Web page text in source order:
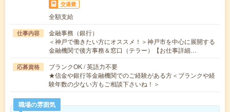
交通費
全額支給
仕事内容
金融事務（銀行）
＜神戸で働きたい方にオススメ！＞神戸市を中心に展開する
金融機関で後方事務＆窓口（テラー）【お仕事詳細…
応募資格
ブランクOK / 英語力不要
★信金や銀行等金融機関でのご経験がある方＜ブランクや経
験年数の少ない方もご相談下さいね！＞
職場の雰囲気